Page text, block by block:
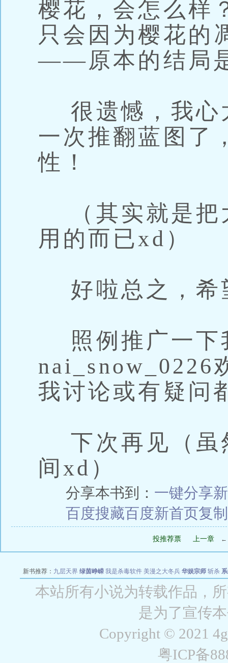
樱花，会怎么样
只会因为樱花的
——原本的结局
很遗憾，我心
一次推翻蓝图了
性！
（其实就是把
用的而已xd）
好啦总之，希
照例推广一下
nai_snow_0226
我讨论或有疑问
下次再见（虽
间xd）
分享本书到： 一键分享
百度搜藏百度新首页复
投推荐票 上一章 ←
新书推荐： 九层天界 绿茵峥嵘 我是杀毒软件 美漫之大冬兵 华娱宗师 斩杀
战争天堂 混元道纪 教练万岁 都市全能巨星 绝对交易 全职武神 位面复
本站所有小说为转载作品，
是为了宣传
Copyright © 2021
粤ICP备